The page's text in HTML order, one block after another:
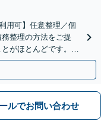
用可】任意整理／個
整理の方法をご提
がほとんどです。ぜ
ルでお問い合わせ